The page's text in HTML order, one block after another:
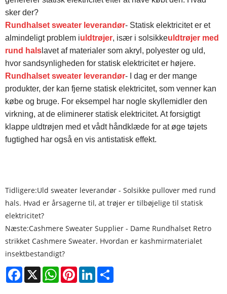
sker der?
Rundhalset sweater leverandør- Statisk elektricitet er et
almindeligt problem iuldtrøjer, især i solsikkeuldtrøjer med
rund hals lavet af materialer som akryl, polyester og uld,
hvor sandsynligheden for statisk elektricitet er højere.
Rundhalset sweater leverandør- I dag er der mange
produkter, der kan fjerne statisk elektricitet, som venner kan
købe og bruge. For eksempel har nogle skyllemidler den
virkning, at de eliminerer statisk elektricitet. At forsigtigt
klappe uldtrøjen med et vådt håndklæde for at øge tøjets
fugtighed har også en vis antistatisk effekt.
Tidligere:Uld sweater leverandør - Solsikke pullover med rund
hals. Hvad er årsagerne til, at trøjer er tilbøjelige til statisk
elektricitet?
Næste:Cashmere Sweater Supplier - Dame Rundhalset Retro
strikket Cashmere Sweater. Hvordan er kashmirmaterialet
insektbestandigt?
Facebook
X WhatsAppPinterestLinkedIn